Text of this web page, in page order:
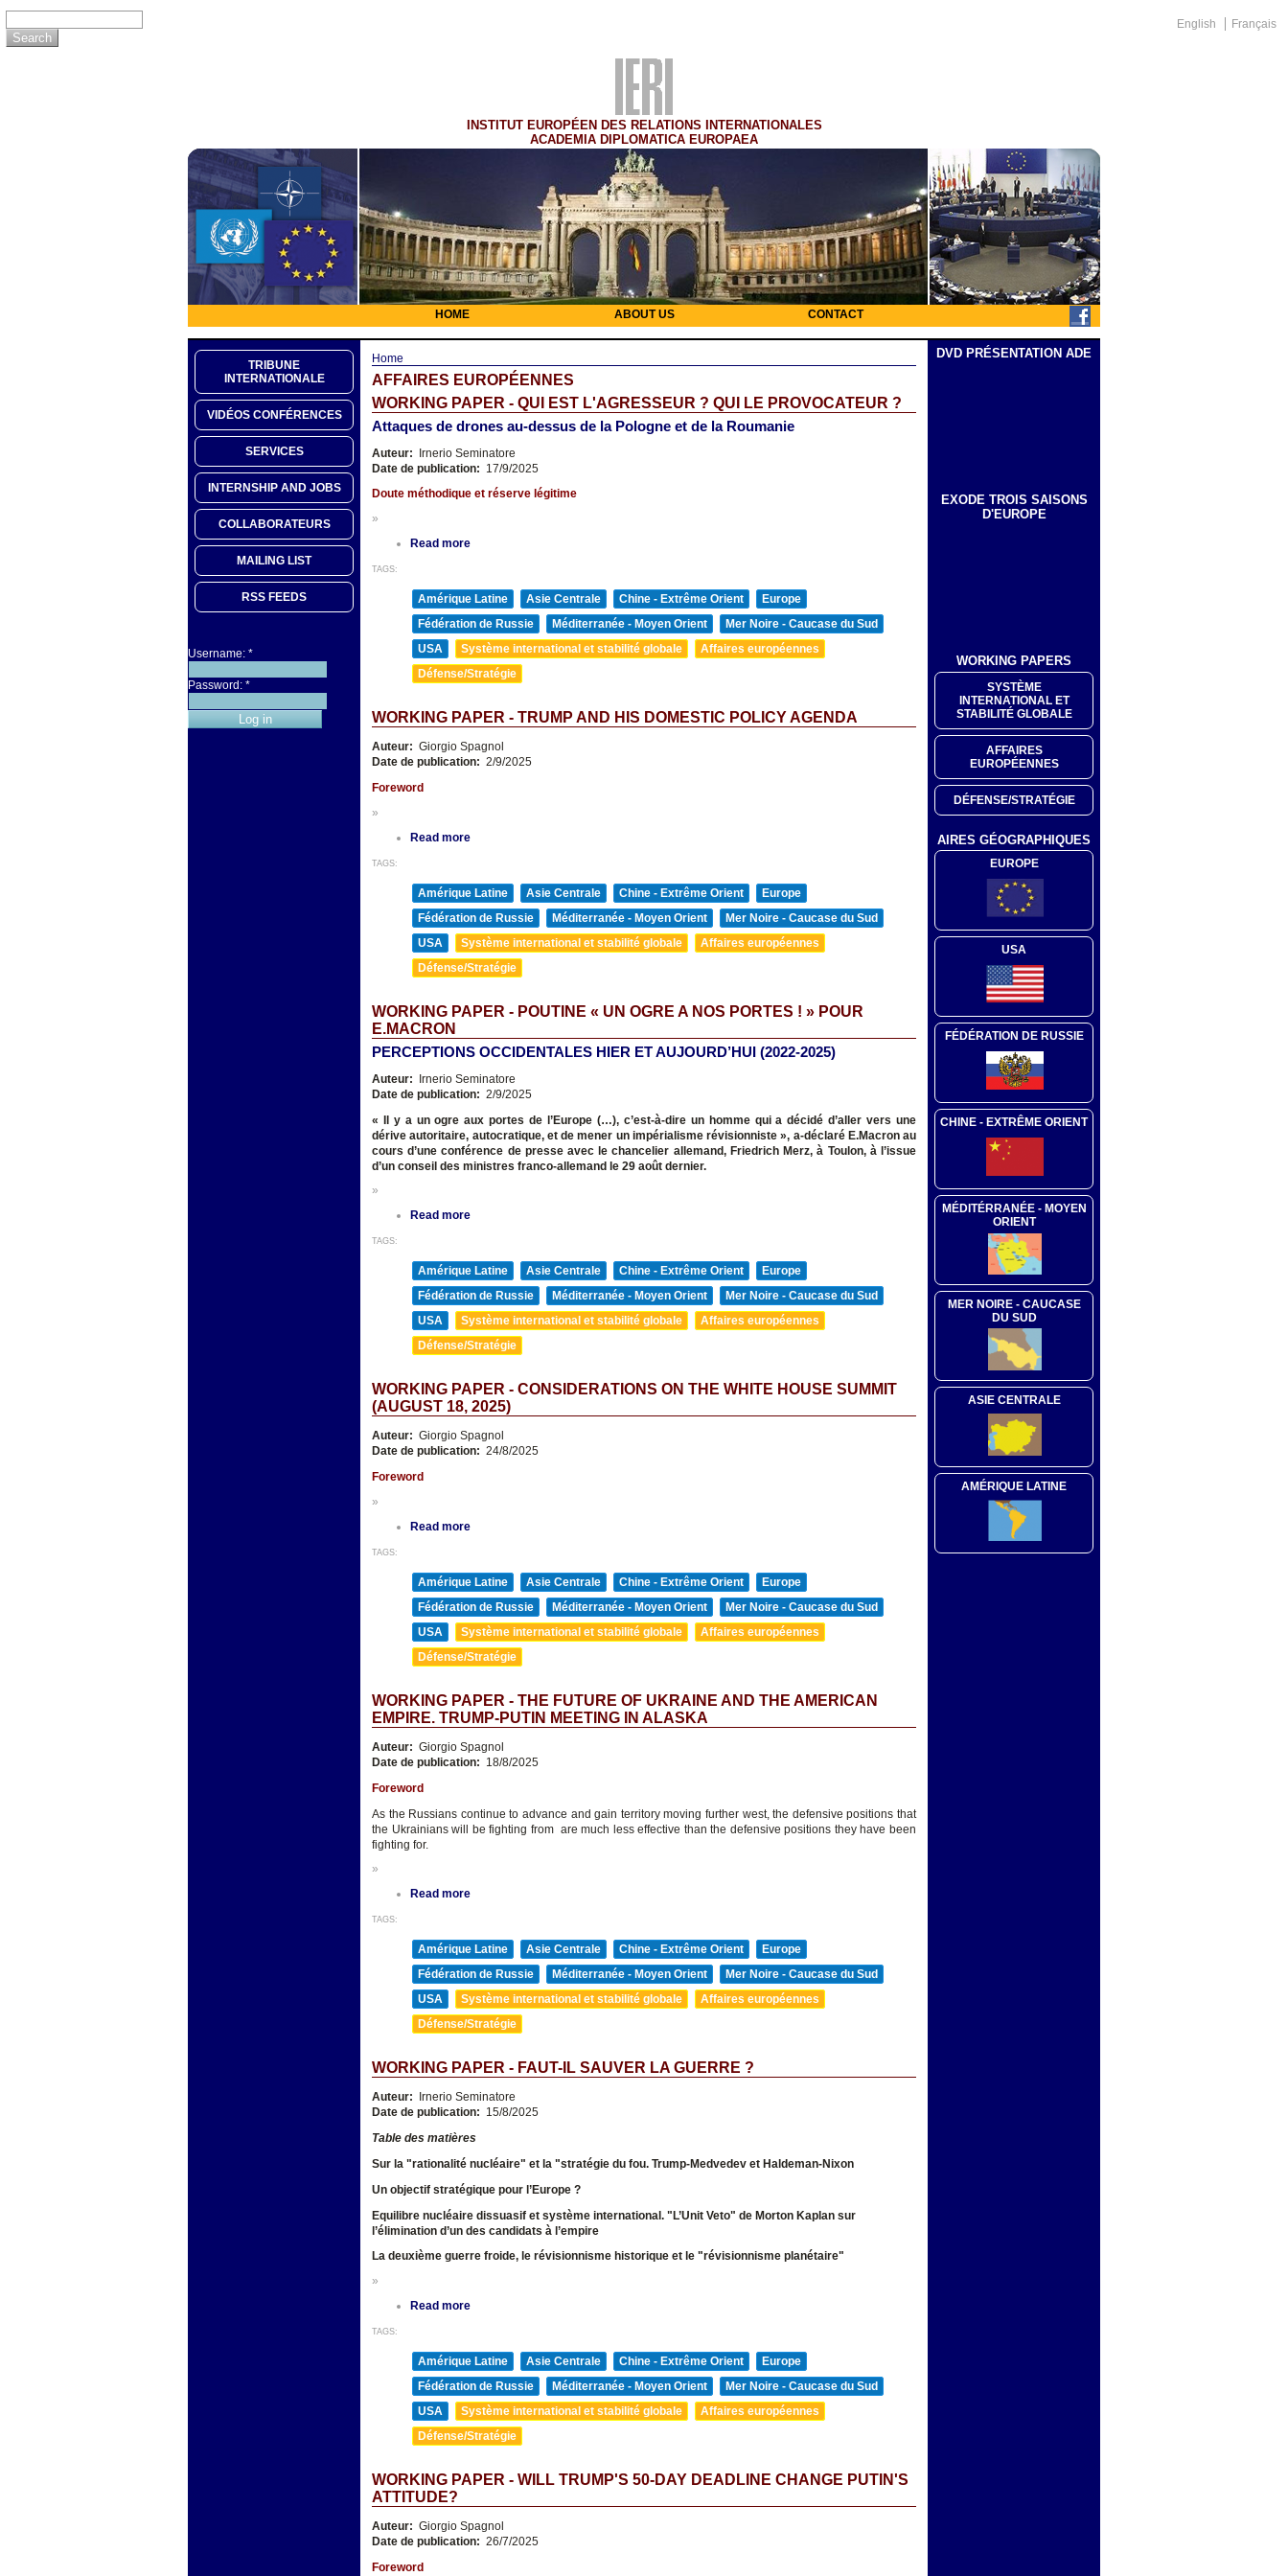
English Français
INSTITUT EUROPÉEN DES RELATIONS INTERNATIONALES
ACADEMIA DIPLOMATICA EUROPAEA
HOME ABOUT US CONTACT
TRIBUNE
INTERNATIONALE
VIDÉOS CONFÉRENCES
SERVICES
INTERNSHIP AND JOBS
COLLABORATEURS
MAILING LIST
RSS FEEDS
Username: *
Password: *
Home
AFFAIRES EUROPÉENNES
WORKING PAPER - QUI EST L'AGRESSEUR ? QUI LE PROVOCATEUR ?
Attaques de drones au-dessus de la Pologne et de la Roumanie
Auteur: Irnerio Seminatore
Date de publication: 17/9/2025
Doute méthodique et réserve légitime
»
Read more
TAGS:
Amérique Latine Asie Centrale Chine - Extrême Orient
Europe
Fédération de Russie
Méditerranée - Moyen Orient
Mer Noire - Caucase du Sud
USA
Système international et stabilité globale
Affaires européennes
Défense/Stratégie
WORKING PAPER - TRUMP AND HIS DOMESTIC POLICY AGENDA
Auteur: Giorgio Spagnol
Date de publication: 2/9/2025
Foreword
»
Read more
TAGS:
Amérique Latine Asie Centrale Chine - Extrême Orient
Europe
Fédération de Russie
Méditerranée - Moyen Orient
Mer Noire - Caucase du Sud
USA
Système international et stabilité globale
Affaires européennes
Défense/Stratégie
WORKING PAPER - POUTINE « UN OGRE A NOS PORTES ! » POUR
E.MACRON
PERCEPTIONS OCCIDENTALES HIER ET AUJOURD’HUI (2022-2025)
Auteur: Irnerio Seminatore
Date de publication: 2/9/2025
« Il y a un ogre aux portes de l’Europe (…), c’est-à-dire un homme qui a décidé d’aller vers une
dérive autoritaire, autocratique, et de mener un impérialisme révisionniste », a-déclaré E.Macron au
cours d’une conférence de presse avec le chancelier allemand, Friedrich Merz, à Toulon, à l’issue
d’un conseil des ministres franco-allemand le 29 août dernier.
»
Read more
TAGS:
Amérique Latine Asie Centrale Chine - Extrême Orient
Europe
Fédération de Russie
Méditerranée - Moyen Orient
Mer Noire - Caucase du Sud
USA
Système international et stabilité globale
Affaires européennes
Défense/Stratégie
WORKING PAPER - CONSIDERATIONS ON THE WHITE HOUSE SUMMIT
(AUGUST 18, 2025)
Auteur: Giorgio Spagnol
Date de publication: 24/8/2025
Foreword
»
Read more
TAGS:
Amérique Latine Asie Centrale Chine - Extrême Orient
Europe
Fédération de Russie
Méditerranée - Moyen Orient
Mer Noire - Caucase du Sud
USA
Système international et stabilité globale
Affaires européennes
Défense/Stratégie
WORKING PAPER - THE FUTURE OF UKRAINE AND THE AMERICAN
EMPIRE. TRUMP-PUTIN MEETING IN ALASKA
Auteur: Giorgio Spagnol
Date de publication: 18/8/2025
Foreword
As the Russians continue to advance and gain territory moving further west, the defensive positions that
the Ukrainians will be fighting from are much less effective than the defensive positions they have been
fighting for.
»
Read more
TAGS:
Amérique Latine Asie Centrale Chine - Extrême Orient
Europe
Fédération de Russie
Méditerranée - Moyen Orient
Mer Noire - Caucase du Sud
USA
Système international et stabilité globale
Affaires européennes
Défense/Stratégie
WORKING PAPER - FAUT-IL SAUVER LA GUERRE ?
Auteur:
Irnerio Seminatore
Date de publication: 15/8/2025
Table des matières
Sur la "rationalité nucléaire" et la "stratégie du fou. Trump-Medvedev et Haldeman-Nixon
Un objectif stratégique pour l’Europe ?
Equilibre nucléaire dissuasif et système international. "L’Unit Veto" de Morton Kaplan sur
l’élimination d’un des candidats à l’empire
La deuxième guerre froide, le révisionnisme historique et le "révisionnisme planétaire"
»
Read more
TAGS:
Amérique Latine Asie Centrale Chine - Extrême Orient
Europe
Fédération de Russie
Méditerranée - Moyen Orient
Mer Noire - Caucase du Sud
USA
Système international et stabilité globale
Affaires européennes
Défense/Stratégie
WORKING PAPER - WILL TRUMP'S 50-DAY DEADLINE CHANGE PUTIN'S
ATTITUDE?
Auteur: Giorgio Spagnol
Date de publication: 26/7/2025
Foreword
DVD PRÉSENTATION ADE
EXODE TROIS SAISONS
D'EUROPE
WORKING PAPERS
SYSTÈME
INTERNATIONAL ET
STABILITÉ GLOBALE
AFFAIRES
EUROPÉENNES
DÉFENSE/STRATÉGIE
AIRES GÉOGRAPHIQUES
EUROPE
USA
FÉDÉRATION DE RUSSIE
CHINE - EXTRÊME ORIENT
MÉDITÉRRANÉE - MOYEN
ORIENT
MER NOIRE - CAUCASE
DU SUD
ASIE CENTRALE
AMÉRIQUE LATINE